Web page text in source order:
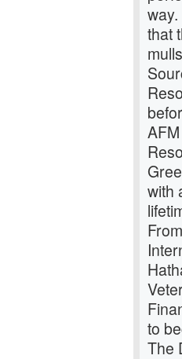
that
with
to
The